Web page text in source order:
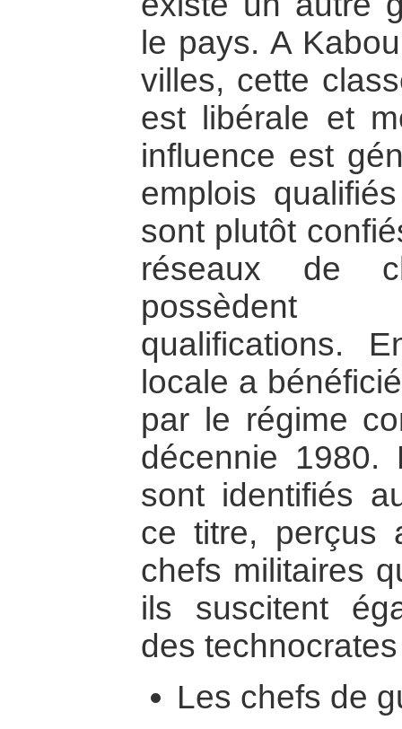
le pays. A
villes, cette
est libérale et
influence est
emplois
sont plutôt
réseaux de
possèdent
qualifications.
locale a
par le régime
décennie 1980.
sont identifiés
ce titre, perçus
chefs militaires
ils suscitent
des
Les chefs de